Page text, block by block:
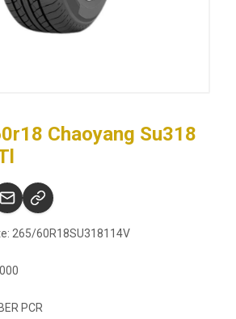
Chaoyang Su318
265/60R18SU318114V
PCR